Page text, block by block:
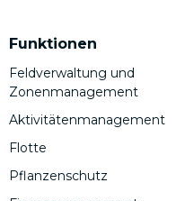
Funktionen
Feldverwaltung und
Zonenmanagement
Aktivitätenmanagement
Flotte
Pflanzenschutz